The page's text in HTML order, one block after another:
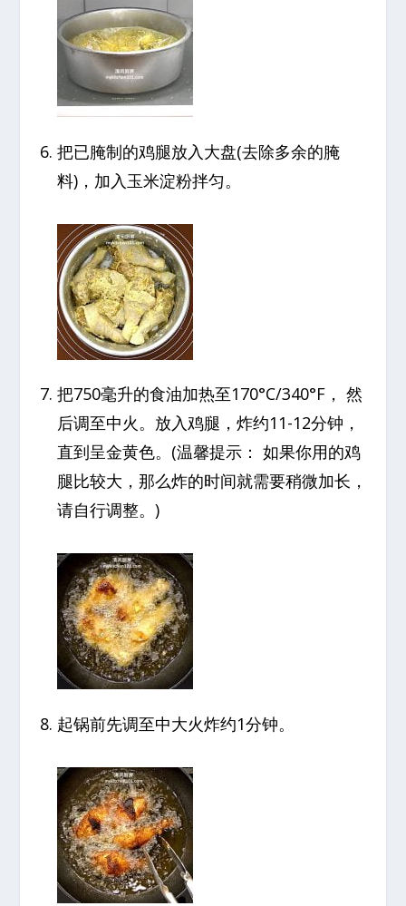
把已腌制的鸡腿放入大盘(去除多余的腌
料)，加入玉米淀粉拌匀。
把750毫升的食油加热至170°C/340°F， 然
后调至中火。放入鸡腿，炸约11-12分钟，
直到呈金黄色。(温馨提示： 如果你用的鸡
腿比较大，那么炸的时间就需要稍微加长，
请自行调整。)
起锅前先调至中大火炸约1分钟。